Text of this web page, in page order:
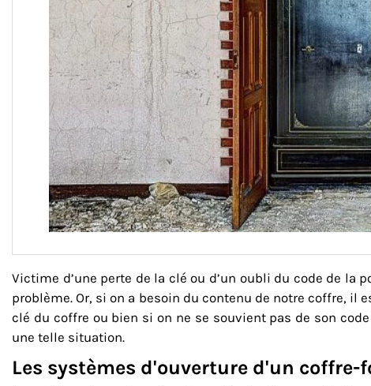
Victime d’une perte de la clé ou d’un oubli du code de la
problème. Or, si on a besoin du contenu de notre coffre, il
clé du coffre ou bien si on ne se souvient pas de son
une telle situation.
Les systèmes d'ouverture d'un coffre-